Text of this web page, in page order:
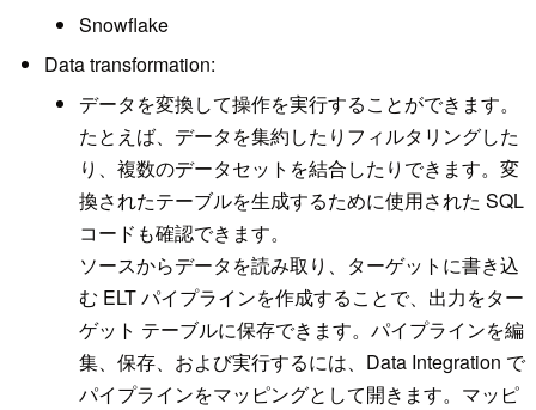
Snowflake
Data transformation:
データを変換して操作を実行することができます。
たとえば、データを集約したりフィルタリングした
り、複数のデータセットを結合したりできます。変
換されたテーブルを生成するために使用された SQL
コードも確認できます。
ソースからデータを読み取り、ターゲットに書き込
む ELT パイプラインを作成することで、出力をター
ゲット テーブルに保存できます。パイプラインを編
集、保存、および実行するには、Data Integration で
パイプラインをマッピングとして開きます。マッピ